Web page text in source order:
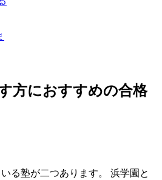
方におすすめの合格
る塾が二つあります。 浜学園と